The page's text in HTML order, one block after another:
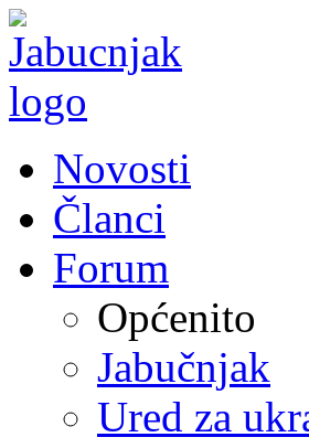
Novosti
Članci
Forum
Općenito
Jabučnjak
Ured za